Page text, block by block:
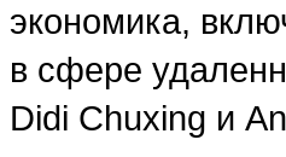
экономика,
в сфере
Didi Chuxing и